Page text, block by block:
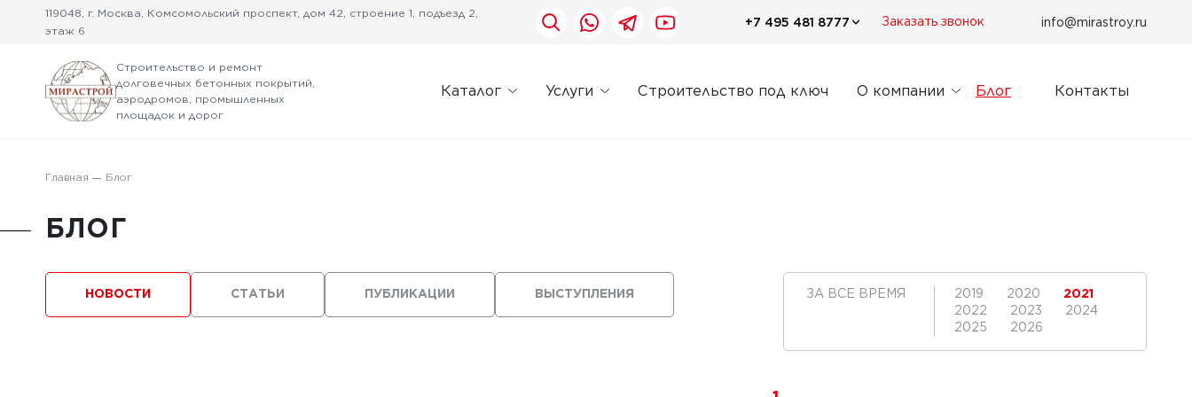
119048, г. Москва, Комсомольский проспект, дом 42, строение 1, подъезд 2,
этаж 6
+7 495 481 8777 Заказать звонок info@mirastroy.ru
Строительство и ремонт
долговечных бетонных покрытий,
аэродромов, промышленных
площадок и дорог
Каталог Услуги Строительство под ключ О компании Блог Контакты
Главная Блог
БЛОГ
ВЫСТУПЛЕНИЯ
ПУБЛИКАЦИИ
НОВОСТИ СТАТЬИ ЗА ВСЕ ВРЕМЯ 2019 2020
2021
2022
2023
2024
2025
2026